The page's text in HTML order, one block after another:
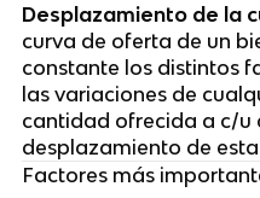
Desplazamiento de la
curva de oferta de un
constante los distintos
las variaciones de
cantidad ofrecida a c/u
desplazamiento de
Factores más